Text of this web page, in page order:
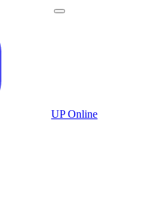
UP Online